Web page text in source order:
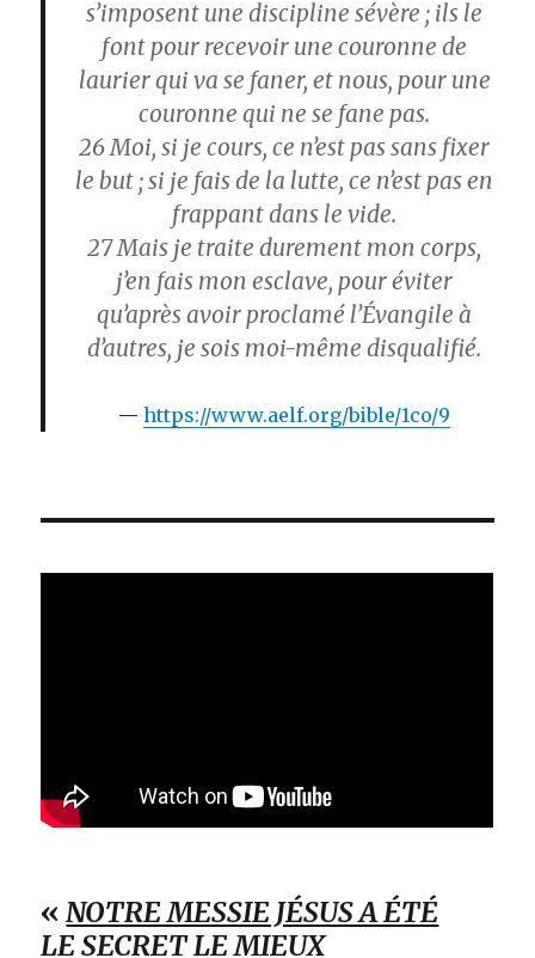
s’imposent une discipline sévère ; ils le
font pour recevoir une couronne de
laurier qui va se faner, et nous, pour une
couronne qui ne se fane pas.
26Moi, si je cours, ce n’est pas sans fixer
le but ; si je fais de la lutte, ce n’est pas en
frappant dans le vide.
27Mais je traite durement mon corps,
j’en fais mon esclave, pour éviter
qu’après avoir proclamé l’Évangile à
d’autres, je sois moi-même disqualifié.
https://www.aelf.org/bible/1co/9
«NOTRE MESSIE JÉSUS A ÉTÉ
LE SECRET LE MIEUX